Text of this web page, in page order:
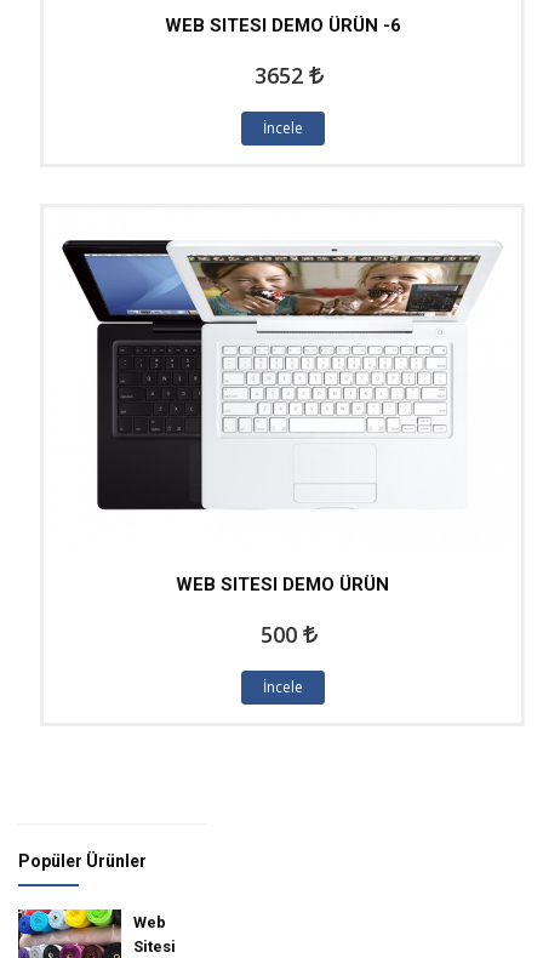
WEB SITESI DEMO ÜRÜN -6
3652
İncele
WEB SITESI DEMO ÜRÜN
500
İncele
Popüler Ürünler
Web
Sitesi